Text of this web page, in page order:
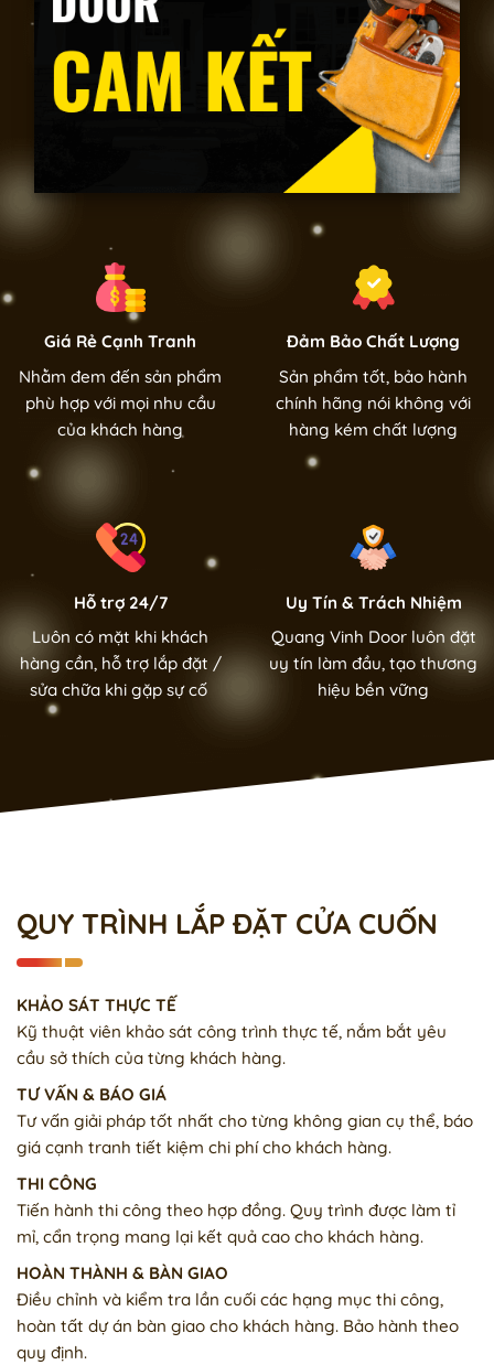
Giá Rẻ Cạnh Tranh
Nhằm đem đến sản phẩm
phù hợp với mọi nhu cầu
của khách hàng
Đảm Bảo Chất Lượng
Sản phẩm tốt, bảo hành
chính hãng nói không với
hàng kém chất lượng
Hỗ trợ 24/7
Luôn có mặt khi khách
hàng cần, hỗ trợ lắp đặt /
sửa chữa khi gặp sự cố
Uy Tín & Trách Nhiệm
Quang Vinh Door luôn đặt
uy tín làm đầu, tạo thương
hiệu bền vững
QUY TRÌNH LẮP ĐẶT CỬA CUỐN
KHẢO SÁT THỰC TẾ
Kỹ thuật viên khảo sát công trình thực tế, nắm bắt yêu
cầu sở thích của từng khách hàng.
TƯ VẤN & BÁO GIÁ
Tư vấn giải pháp tốt nhất cho từng không gian cụ thể, báo
giá cạnh tranh tiết kiệm chi phí cho khách hàng.
THI CÔNG
Tiến hành thi công theo hợp đồng. Quy trình được làm tỉ
mỉ, cẩn trọng mang lại kết quả cao cho khách hàng.
HOÀN THÀNH & BÀN GIAO
Điều chỉnh và kiểm tra lần cuối các hạng mục thi công,
hoàn tất dự án bàn giao cho khách hàng. Bảo hành theo
quy định.